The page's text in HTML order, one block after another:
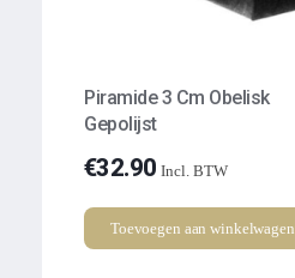
Piramide 3 Cm Obelisk
Gepolijst
€32.90 Incl. BTW
Toevoegen aan winkelwagen